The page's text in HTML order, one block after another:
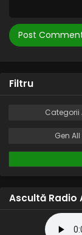
Filtru
Categorii
Gen All
Ascultă Radio